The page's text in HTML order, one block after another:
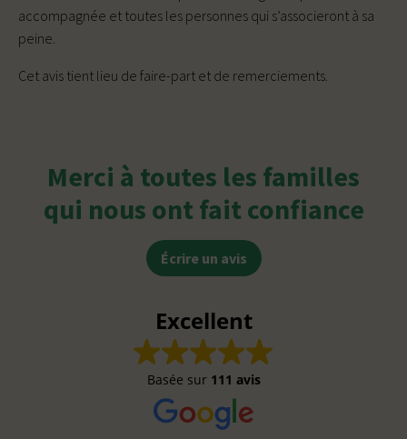
accompagnée et toutes les personnes qui s’associeront à sa
peine.
Cet avis tient lieu de faire-part et de remerciements.
Merci à toutes les familles
qui nous ont fait confiance
Écrire un avis
Excellent
Basée sur 111 avis